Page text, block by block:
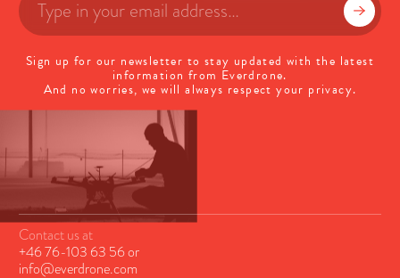
Sign up for our newsletter to stay updated with the latest
information from Everdrone.
And no worries, we will always respect your privacy.
Contact us at
+46 76-103 63 56or
info@everdrone.com